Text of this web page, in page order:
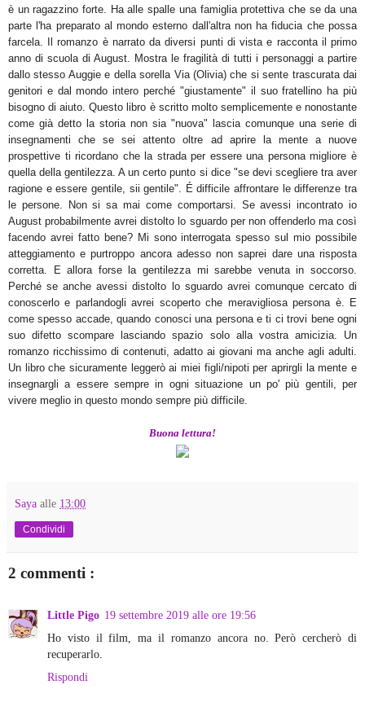
è un ragazzino forte. Ha alle spalle una famiglia protettiva che se da una
parte l'ha preparato al mondo esterno dall'altra non ha fiducia che possa
farcela. Il romanzo è narrato da diversi punti di vista e racconta il primo
anno di scuola di August. Mostra le fragilità di tutti i personaggi a partire
dallo stesso Auggie e della sorella Via (Olivia) che si sente trascurata dai
genitori e dal mondo intero perché "giustamente" il suo fratellino ha più
bisogno di aiuto. Questo libro è scritto molto semplicemente e nonostante
come già detto la storia non sia "nuova" lascia comunque una serie di
insegnamenti che se sei attento oltre ad aprire la mente a nuove
prospettive ti ricordano che la strada per essere una persona migliore è
quella della gentilezza. A un certo punto si dice "se devi scegliere tra aver
ragione e essere gentile, sii gentile". É difficile affrontare le differenze tra
le persone. Non si sa mai come comportarsi. Se avessi incontrato io
August probabilmente avrei distolto lo sguardo per non offenderlo ma così
facendo avrei fatto bene? Mi sono interrogata spesso sul mio possibile
atteggiamento e purtroppo ancora adesso non saprei dare una risposta
corretta. E allora forse la gentilezza mi sarebbe venuta in soccorso.
Perché se anche avessi distolto lo sguardo avrei comunque cercato di
conoscerlo e parlandogli avrei scoperto che meravigliosa persona è. E
come spesso accade, quando conosci una persona e ti ci trovi bene ogni
suo difetto scompare lasciando spazio solo alla vostra amicizia. Un
romanzo ricchissimo di contenuti, adatto ai giovani ma anche agli adulti.
Un libro che sicuramente leggerò ai miei figli/nipoti per aprirgli la mente e
insegnargli a essere sempre in ogni situazione un po' più gentili, per
vivere meglio in questo mondo sempre più difficile.
Buona lettura!
Saya alle 13:00
Condividi
2 commenti :
Little Pigo 19 settembre 2019 alle ore 19:56
Ho visto il film, ma il romanzo ancora no. Però cercherò di
recuperarlo.
Rispondi